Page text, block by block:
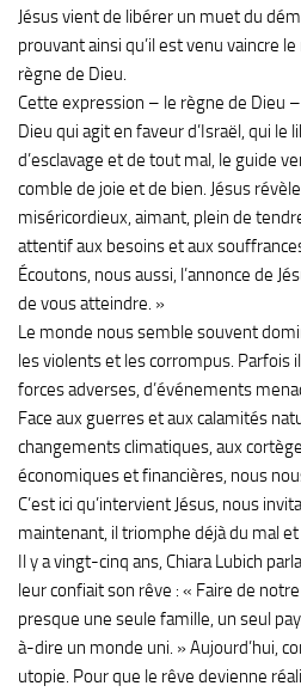
Jésus vient de libérer un muet du
prouvant ainsi qu’il est venu vaincre
règne de Dieu.
Cette expression – le règne de Dieu
Dieu qui agit en faveur d’Israël, qui
d’esclavage et de tout mal, le guide
comble de joie et de bien. Jésus
miséricordieux, aimant, plein de
attentif aux besoins et aux
Écoutons, nous aussi, l’annonce de
de vous atteindre. »
Le monde nous semble souvent
les violents et les corrompus. Parfois
forces adverses, d’événements
Face aux guerres et aux calamités
changements climatiques, aux
économiques et financières, nous
C’est ici qu’intervient Jésus, nous
maintenant, il triomphe déjà du mal
Il y a vingt-cinq ans, Chiara Lubich
leur confiait son rêve : « Faire de
presque une seule famille, un seul
à-dire un monde uni. » Aujourd’hui,
utopie. Pour que le rêve devienne